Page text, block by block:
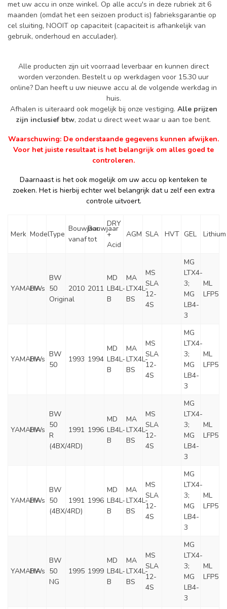
met uw accu in onze winkel. Op alle accu's in deze rubriek zit 6
maanden (omdat het een seizoen product is) fabrieksgarantie op
cel sluiting, NOOIT op capaciteit (capaciteit is afhankelijk van
gebruik, onderhoud en acculader).
Alle producten zijn uit voorraad leverbaar en kunnen direct
worden verzonden. Bestelt u op werkdagen voor 15.30 uur
online? Dan heeft u uw nieuwe accu al de volgende werkdag in
huis.
Afhalen is uiteraard ook mogelijk bij onze vestiging. Alle prijzen
zijn inclusief btw, zodat u direct weet waar u aan toe bent.
Waarschuwing: De onderstaande gegevens kunnen afwijken.
Voor het juiste resultaat is het belangrijk om alles goed te
controleren.
Daarnaast is het ook mogelijk om uw accu op kenteken te
zoeken. Het is hierbij echter wel belangrijk dat u zelf een extra
controle uitvoert.
Merk ModelType
Bouwjaar
vanaf
Bouwjaar
tot
DRY
+
Acid
AGM SLA HVT GEL Lithium
YAMAHA
BWs
BW
50
Original
2010 2011
MD
LB4L-
B
MA
LTX4L-
BS
MS
SLA
12-
4S
MG
LTX4-
3;
MG
LB4-
3
ML
LFP5
YAMAHA
BWs
BW
50
1993 1994
MD
LB4L-
B
MA
LTX4L-
BS
MS
SLA
12-
4S
MG
LTX4-
3;
MG
LB4-
3
ML
LFP5
YAMAHA
BWs
BW
50
R
(4BX/4RD)
1991 1996
MD
LB4L-
B
MA
LTX4L-
BS
MS
SLA
12-
4S
MG
LTX4-
3;
MG
LB4-
3
ML
LFP5
YAMAHA
BWs
BW
50
(4BX/4RD)
1991 1996
MD
LB4L-
B
MA
LTX4L-
BS
MS
SLA
12-
4S
MG
LTX4-
3;
MG
LB4-
3
ML
LFP5
YAMAHA
BWs
BW
50
NG
1995 1999
MD
LB4L-
B
MA
LTX4L-
BS
MS
SLA
12-
4S
MG
LTX4-
3;
MG
LB4-
3
ML
LFP5